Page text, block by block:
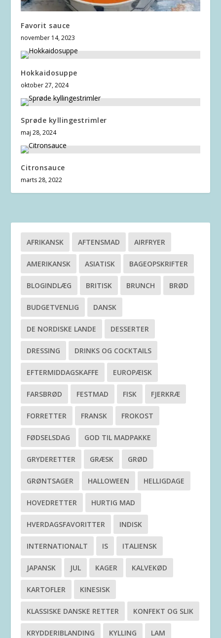
Favorit sauce
november 14, 2023
Hokkaidosuppe
oktober 27, 2024
Sprøde kyllingestrimler
maj 28, 2024
Citronsauce
marts 28, 2022
AFRIKANSK AFTENSMAD AIRFRYER
AMERIKANSK ASIATISK BAGEOPSKRIFTER
BLOGINDLÆG BRITISK BRUNCH BRØD
BUDGETVENLIG DANSK
DE NORDISKE LANDE DESSERTER
DRESSING DRINKS OG COCKTAILS
EFTERMIDDAGSKAFFE EUROPÆISK
FARSBRØD FESTMAD FISK FJERKRÆ
FORRETTER FRANSK FROKOST
FØDSELSDAG GOD TIL MADPAKKE
GRYDERETTER GRÆSK GRØD
GRØNTSAGER HALLOWEEN HELLIGDAGE
HOVEDRETTER HURTIG MAD
HVERDAGSFAVORITTER INDISK
INTERNATIONALT IS ITALIENSK
JAPANSK JUL KAGER KALVEKØD
KARTOFLER KINESISK
KLASSISKE DANSKE RETTER KONFEKT OG SLIK
KRYDDERIBLANDING KYLLING LAM